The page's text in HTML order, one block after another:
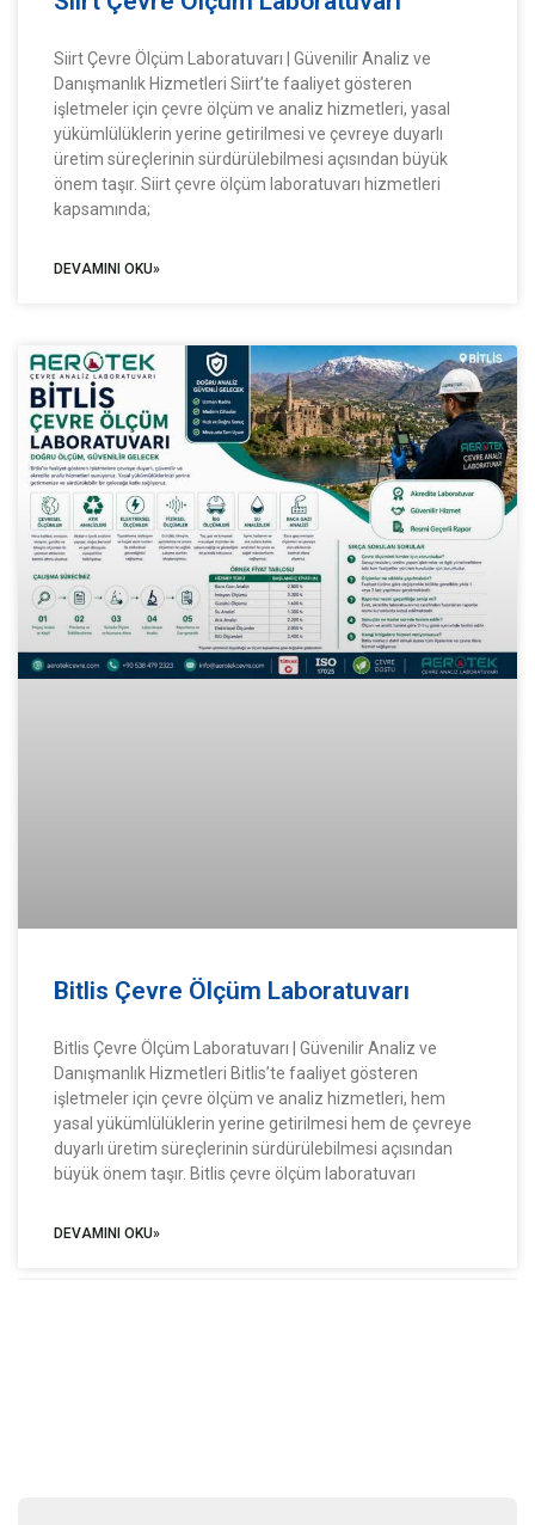
Siirt Çevre Ölçüm Laboratuvarı | Güvenilir Analiz ve
Danışmanlık Hizmetleri Siirt’te faaliyet gösteren
işletmeler için çevre ölçüm ve analiz hizmetleri, yasal
yükümlülüklerin yerine getirilmesi ve çevreye duyarlı
üretim süreçlerinin sürdürülebilmesi açısından büyük
önem taşır. Siirt çevre ölçüm laboratuvarı hizmetleri
kapsamında;
DEVAMINI OKU»
Bitlis Çevre Ölçüm Laboratuvarı
Bitlis Çevre Ölçüm Laboratuvarı | Güvenilir Analiz ve
Danışmanlık Hizmetleri Bitlis’te faaliyet gösteren
işletmeler için çevre ölçüm ve analiz hizmetleri, hem
yasal yükümlülüklerin yerine getirilmesi hem de çevreye
duyarlı üretim süreçlerinin sürdürülebilmesi açısından
büyük önem taşır. Bitlis çevre ölçüm laboratuvarı
DEVAMINI OKU»